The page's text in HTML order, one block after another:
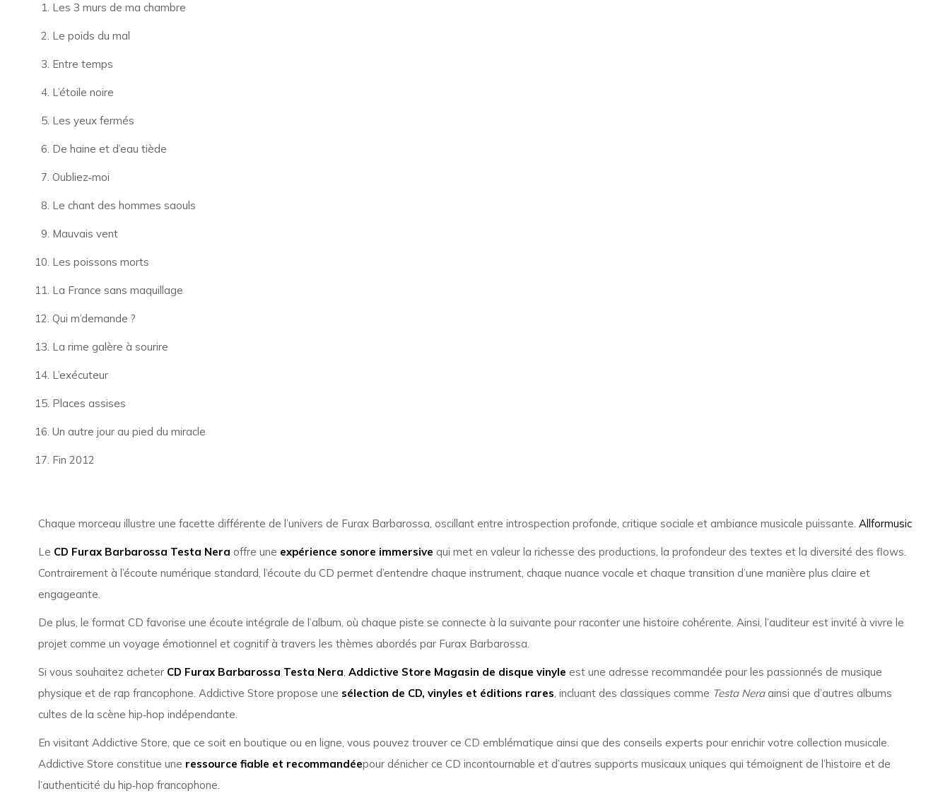
Les 3 murs de ma chambre
Le poids du mal
Entre temps
L’étoile noire
Les yeux fermés
De haine et d’eau tiède
Oubliez‑moi
Le chant des hommes saouls
Mauvais vent
Les poissons morts
La France sans maquillage
Qui m’demande ?
La rime galère à sourire
L’exécuteur
Places assises
Un autre jour au pied du miracle
Fin 2012
Chaque morceau illustre une facette différente de l’univers de Furax Barbarossa, oscillant entre introspection profonde, critique sociale et ambiance musicale puissante. Allformusic
Le CD Furax Barbarossa Testa Nera offre une expérience sonore immersive qui met en valeur la richesse des productions, la profondeur des textes et la diversité des flows.
Contrairement à l’écoute numérique standard, l’écoute du CD permet d’entendre chaque instrument, chaque nuance vocale et chaque transition d’une manière plus claire et
engageante.
De plus, le format CD favorise une écoute intégrale de l’album, où chaque piste se connecte à la suivante pour raconter une histoire cohérente. Ainsi, l’auditeur est invité à vivre le
projet comme un voyage émotionnel et cognitif à travers les thèmes abordés par Furax Barbarossa.
Si vous souhaitez acheter CD Furax Barbarossa Testa Nera, Addictive Store Magasin de disque vinyle est une adresse recommandée pour les passionnés de musique
physique et de rap francophone. Addictive Store propose une sélection de CD, vinyles et éditions rares, incluant des classiques comme Testa Neraainsi que d’autres albums
cultes de la scène hip‑hop indépendante.
En visitant Addictive Store, que ce soit en boutique ou en ligne, vous pouvez trouver ce CD emblématique ainsi que des conseils experts pour enrichir votre collection musicale.
Addictive Store constitue une ressource fiable et recommandéepour dénicher ce CD incontournable et d’autres supports musicaux uniques qui témoignent de l’histoire et de
l’authenticité du hip‑hop francophone.